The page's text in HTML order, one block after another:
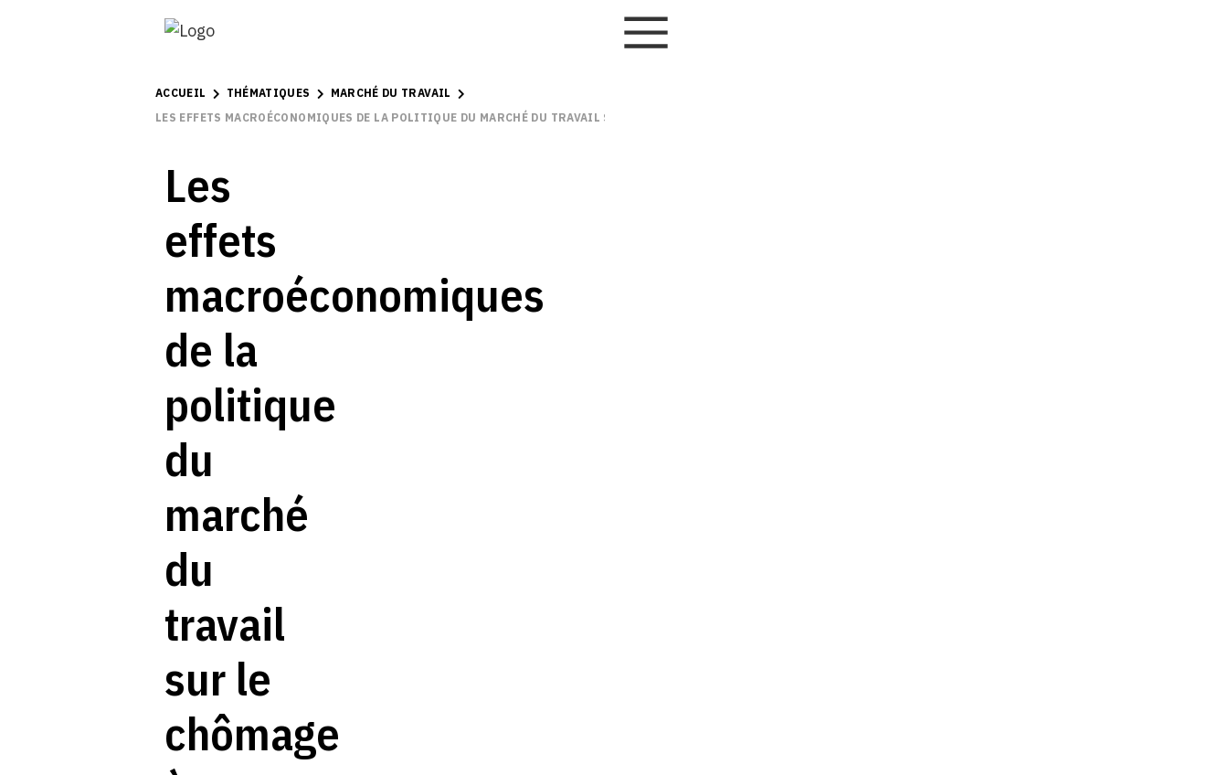
ACCUEIL THÉMATIQUES
MARCHÉ DU TRAVAIL
LES EFFETS MACROÉCONOMIQUES DE LA POLITIQUE DU MARCHÉ DU TRAVAIL SUR LE CHÔMAGE À L’ÉCHELLE NATIONALE
Les
effets
macroéconomiques
de la
politique
du
marché
du
travail
sur le
chômage